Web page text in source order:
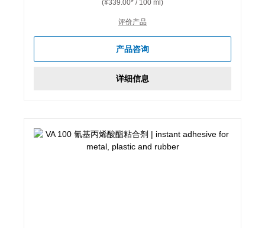
(¥339.00* / 100 ml)
评价产品
产品咨询
详细信息